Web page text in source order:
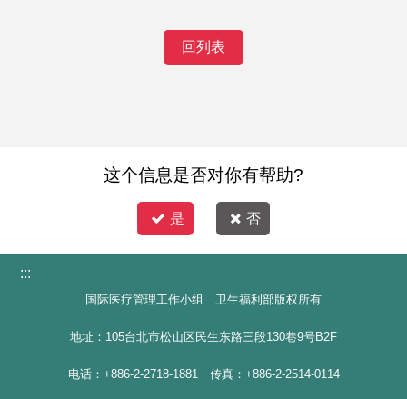
回列表
这个信息是否对你有帮助?
是 否
:::
国际医疗管理工作小组 卫生福利部版权所有
地址：105台北市松山区民生东路三段130巷9号B2F
电话：+886-2-2718-1881 传真：+886-2-2514-0114